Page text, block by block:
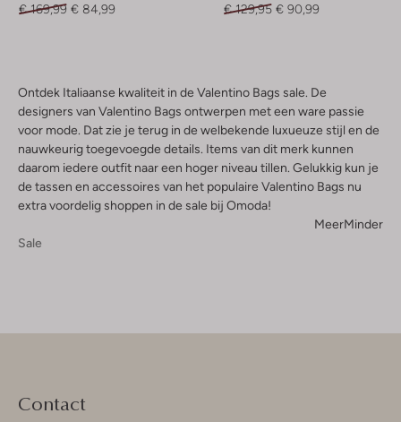
€ 169,99 € 84,99
€ 129,95 € 90,99
Ontdek Italiaanse kwaliteit in de Valentino Bags sale. De
designers van Valentino Bags ontwerpen met een ware passie
voor mode. Dat zie je terug in de welbekende luxueuze stijl en de
nauwkeurig toegevoegde details. Items van dit merk kunnen
daarom iedere outfit naar een hoger niveau tillen. Gelukkig kun je
de tassen en accessoires van het populaire Valentino Bags nu
extra voordelig shoppen in de sale bij Omoda!
MeerMinder
Sale
Contact